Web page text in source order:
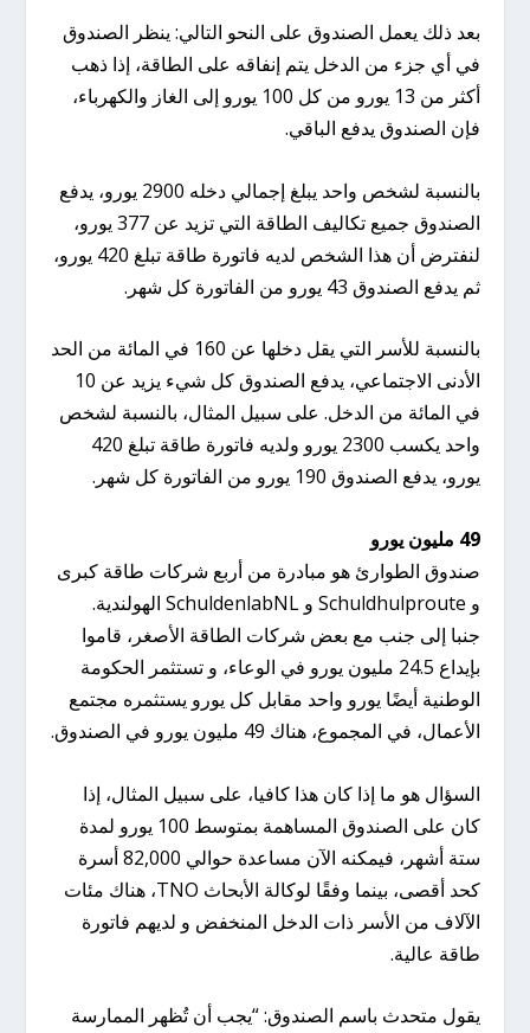
بعد ذلك يعمل الصندوق على النحو التالي: ينظر الصندوق
في أي جزء من الدخل يتم إنفاقه على الطاقة، إذا ذهب
أكثر من 13 يورو من كل 100 يورو إلى الغاز والكهرباء،
فإن الصندوق يدفع الباقي.
بالنسبة لشخص واحد يبلغ إجمالي دخله 2900 يورو، يدفع
الصندوق جميع تكاليف الطاقة التي تزيد عن 377 يورو،
لنفترض أن هذا الشخص لديه فاتورة طاقة تبلغ 420 يورو،
ثم يدفع الصندوق 43 يورو من الفاتورة كل شهر.
بالنسبة للأسر التي يقل دخلها عن 160 في المائة من الحد
الأدنى الاجتماعي، يدفع الصندوق كل شيء يزيد عن 10
في المائة من الدخل. على سبيل المثال، بالنسبة لشخص
واحد يكسب 2300 يورو ولديه فاتورة طاقة تبلغ 420
يورو، يدفع الصندوق 190 يورو من الفاتورة كل شهر.
49 مليون يورو
صندوق الطوارئ هو مبادرة من أربع شركات طاقة كبرى
و Schuldhulproute و SchuldenlabNL الهولندية.
جنبا إلى جنب مع بعض شركات الطاقة الأصغر، قاموا
بإيداع 24.5 مليون يورو في الوعاء، و تستثمر الحكومة
الوطنية أيضًا يورو واحد مقابل كل يورو يستثمره مجتمع
الأعمال، في المجموع، هناك 49 مليون يورو في الصندوق.
السؤال هو ما إذا كان هذا كافيا، على سبيل المثال، إذا
كان على الصندوق المساهمة بمتوسط ​​100 يورو لمدة
ستة أشهر، فيمكنه الآن مساعدة حوالي 82,000 أسرة
كحد أقصى، بينما وفقًا لوكالة الأبحاث TNO، هناك مئات
الآلاف من الأسر ذات الدخل المنخفض و لديهم فاتورة
طاقة عالية.
يقول متحدث باسم الصندوق: “يجب أن تُظهر الممارسة